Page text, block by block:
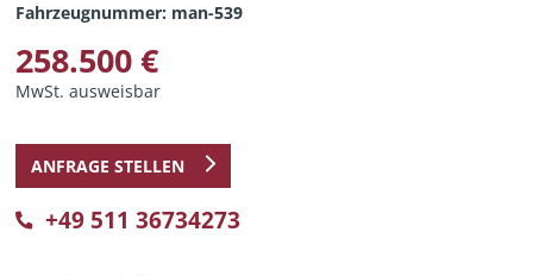
Fahrzeugnummer: man-539
258.500 €
MwSt. ausweisbar
ANFRAGE STELLEN
+49 511 36734273